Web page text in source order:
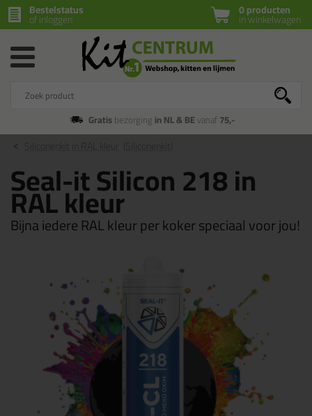
0 producten
in winkelwagen
Bestelstatus
of inloggen
Gratisbezorging in NL & BEvanaf75,-
Seal-it Silicon 218 in
RAL kleur
Bijna iedere RAL kleur per koker speciaal voor jou!